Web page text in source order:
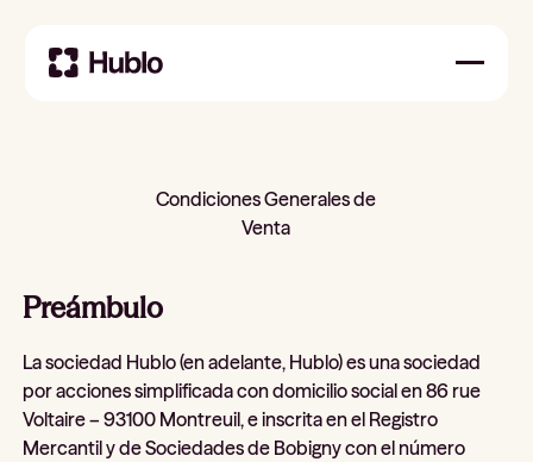
Condiciones Generales de
Venta
Preámbulo
La sociedad Hublo (en adelante, Hublo) es una sociedad
por acciones simplificada con domicilio social en 86 rue
Voltaire – 93100 Montreuil, e inscrita en el Registro
Mercantil y de Sociedades de Bobigny con el número